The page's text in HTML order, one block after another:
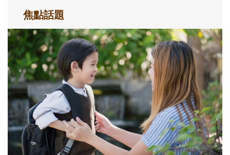
焦點話題
和孩子一起長大的那個男人│讀懂父親的
不同模樣
沒有人天生就擅長當爸爸！男人總是在一次
次「前所未有」的體驗中，跟著孩子一起長
大。從給予安全感的肢體遊戲，到獨立自
主、角色認同及解決問題的能力養成。爸爸
正嘗試用不同的模樣，參與孩子每個重要的